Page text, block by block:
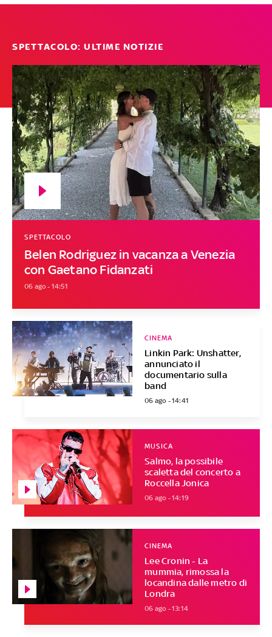
SPETTACOLO: ULTIME NOTIZIE
Belen Rodriguez in vacanza a Venezia
con Gaetano Fidanzati
SPETTACOLO
06 ago - 14:51
Linkin Park: Unshatter,
annunciato il
documentario sulla
band
CINEMA
06 ago - 14:41
Salmo, la possibile
scaletta del concerto a
Roccella Jonica
MUSICA
06 ago - 14:19
Lee Cronin - La
mummia, rimossa la
locandina dalle metro di
Londra
CINEMA
06 ago - 13:14